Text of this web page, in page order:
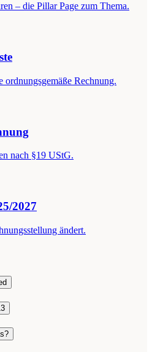
– die Pillar Page zum Thema.
Rechnung.
nach §19 UStG.
2027
ändert.